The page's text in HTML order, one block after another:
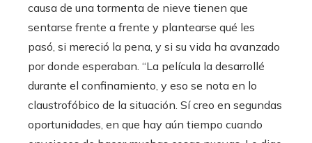
causa de una tormenta de nieve tienen que
sentarse frente a frente y plantearse qué les
pasó, si mereció la pena, y si su vida ha avanzado
por donde esperaban. “La película la desarrollé
durante el confinamiento, y eso se nota en lo
claustrofóbico de la situación. Sí creo en segundas
oportunidades, en que hay aún tiempo cuando